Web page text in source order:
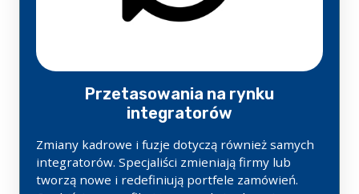
Przetasowania na rynku
integratorów
Zmiany kadrowe i fuzje dotyczą również samych
integratorów. Specjaliści zmieniają firmy lub
tworzą nowe i redefiniują portfele zamówień.